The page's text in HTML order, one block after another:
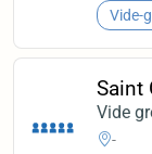
Vide-
Saint
Vide
-